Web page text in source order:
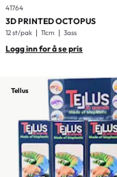
41764
3D PRINTED OCTOPUS
12 st/pak 11cm 3ass
Logg inn for å se pris
Tellus